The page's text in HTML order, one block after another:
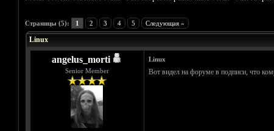
Страницы (5): 1 2 3 4 5 Следующая »
Голосов: 0 - Средняя оценка: 0
12345
Linux
angelus_morti
Senior Member
Linux
Вот видел на форуме в подписи, что